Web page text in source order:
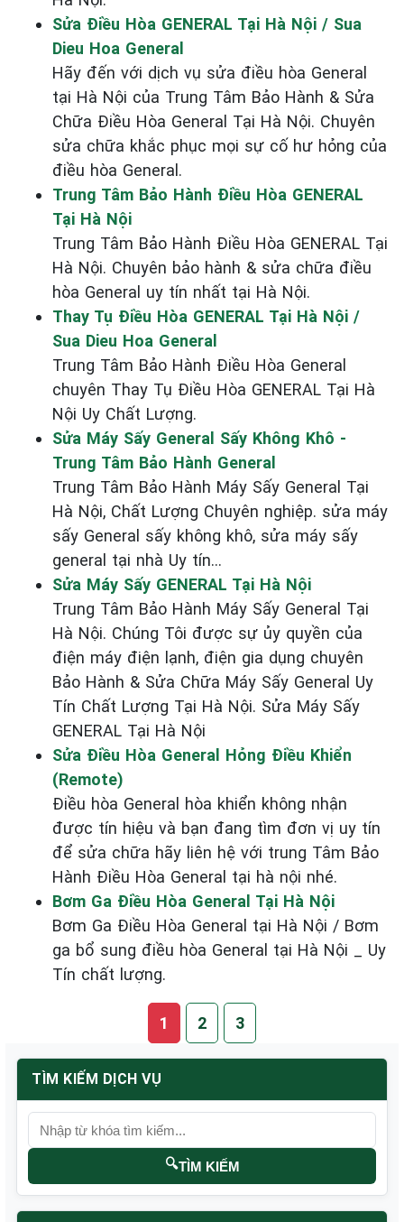
Sửa Điều Hòa GENERAL Tại Hà Nội / Sua
Dieu Hoa General
Hãy đến với dịch vụ sửa điều hòa General
tại Hà Nội của Trung Tâm Bảo Hành & Sửa
Chữa Điều Hòa General Tại Hà Nội. Chuyên
sửa chữa khắc phục mọi sự cố hư hỏng của
điều hòa General.
Trung Tâm Bảo Hành Điều Hòa GENERAL
Tại Hà Nội
Trung Tâm Bảo Hành Điều Hòa GENERAL Tại
Hà Nội. Chuyên bảo hành & sửa chữa điều
hòa General uy tín nhất tại Hà Nội.
Thay Tụ Điều Hòa GENERAL Tại Hà Nội /
Sua Dieu Hoa General
Trung Tâm Bảo Hành Điều Hòa General
chuyên Thay Tụ Điều Hòa GENERAL Tại Hà
Nội Uy Chất Lượng.
Sửa Máy Sấy General Sấy Không Khô -
Trung Tâm Bảo Hành General
Trung Tâm Bảo Hành Máy Sấy General Tại
Hà Nội, Chất Lượng Chuyên nghiệp. sửa máy
sấy General sấy không khô, sửa máy sấy
general tại nhà Uy tín...
Sửa Máy Sấy GENERAL Tại Hà Nội
Trung Tâm Bảo Hành Máy Sấy General Tại
Hà Nội. Chúng Tôi được sự ủy quyền của
điện máy điện lạnh, điện gia dụng chuyên
Bảo Hành & Sửa Chữa Máy Sấy General Uy
Tín Chất Lượng Tại Hà Nội. Sửa Máy Sấy
GENERAL Tại Hà Nội
Sửa Điều Hòa General Hỏng Điều Khiển
(Remote)
Điều hòa General hòa khiển không nhận
được tín hiệu và bạn đang tìm đơn vị uy tín
để sửa chữa hãy liên hệ với trung Tâm Bảo
Hành Điều Hòa General tại hà nội nhé.
Bơm Ga Điều Hòa General Tại Hà Nội
Bơm Ga Điều Hòa General tại Hà Nội / Bơm
ga bổ sung điều hòa General tại Hà Nội _ Uy
Tín chất lượng.
1 2 3
TÌM KIẾM DỊCH VỤ
🔍TÌM KIẾM